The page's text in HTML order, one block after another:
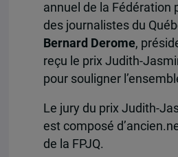
annuel de la Fédération
des journalistes du
Bernard Derome,
reçu le prix Judith-
pour souligner
Le jury du prix Judith-
est composé
de la FPJQ.